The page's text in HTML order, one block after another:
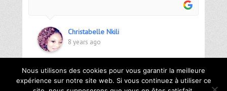
Christabelle Nkili
8 years ago
Nous utilisons des cookies pour vous garantir la meilleure
expérience sur notre site web. Si vous continuez à utiliser ce